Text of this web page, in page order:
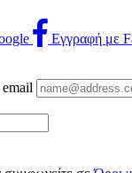
Εγγραφή με
email